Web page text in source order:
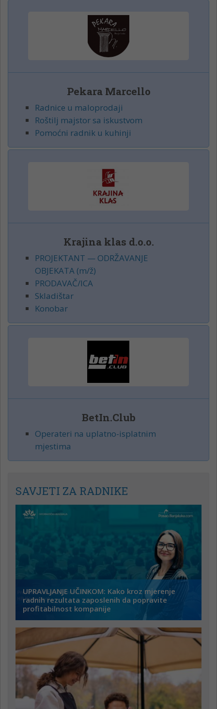
Pekara Marcello
Radnice u maloprodaji
Roštilj majstor sa iskustvom
Pomoćni radnik u kuhinji
Krajina klas d.o.o.
PROJEKTANT — ODRŽAVANJE
OBJEKATA (m/ž)
PRODAVAČ/ICA
Skladištar
Konobar
BetIn.Club
Operateri na uplatno-isplatnim
mjestima
SAVJETI ZA RADNIKE
UPRAVLJANJE UČINKOM: Kako kroz mjerenje
radnih rezultata zaposlenih da popravite
profitabilnost kompanije